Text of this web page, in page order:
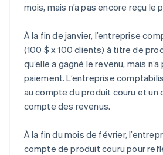
mois, mais n’a pas encore reçu le
À la fin de janvier, l’entreprise
(100 $ x 100 clients) à titre de
qu’elle a gagné le revenu, mais
paiement. L’entreprise
au compte du produit couru et un
compte des revenus.
À la fin du mois de février,
compte de produit couru pour